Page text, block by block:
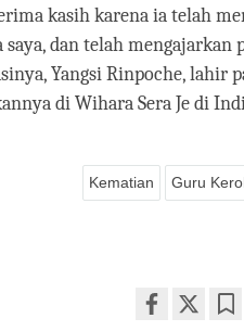
kasih karena ia telah
saya, dan telah
Yangsi Rinpoche, lahir
di Wihara Sera Je di
Kematian Guru